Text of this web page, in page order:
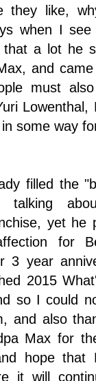
they like,
when I
that a lot he
and
must
some way
filled the
talking
yet he
for
3 year
2015
so I could
and also
Max for
hope that
it will